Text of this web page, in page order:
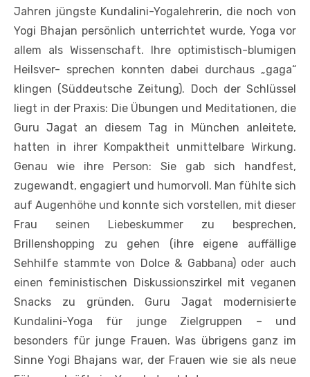
Jahren jüngste Kundalini-Yogalehrerin, die noch von
Yogi Bhajan persönlich unterrichtet wurde, Yoga vor
allem als Wissenschaft. Ihre optimistisch-blumigen
Heilsver- sprechen konnten dabei durchaus „gaga“
klingen (Süddeutsche Zeitung). Doch der Schlüssel
liegt in der Praxis: Die Übungen und Meditationen, die
Guru Jagat an diesem Tag in München anleitete,
hatten in ihrer Kompaktheit unmittelbare Wirkung.
Genau wie ihre Person: Sie gab sich handfest,
zugewandt, engagiert und humorvoll. Man fühlte sich
auf Augenhöhe und konnte sich vorstellen, mit dieser
Frau seinen Liebeskummer zu besprechen,
Brillenshopping zu gehen (ihre eigene auffällige
Sehhilfe stammte von Dolce & Gabbana) oder auch
einen feministischen Diskussionszirkel mit veganen
Snacks zu gründen. Guru Jagat modernisierte
Kundalini-Yoga für junge Zielgruppen – und
besonders für junge Frauen. Was übrigens ganz im
Sinne Yogi Bhajans war, der Frauen wie sie als neue